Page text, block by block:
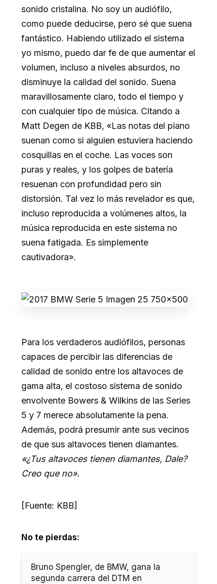
sonido cristalina. No soy un audiófilo,
como puede deducirse, pero sé que suena
fantástico. Habiendo utilizado el sistema
yo mismo, puedo dar fe de que aumentar el
volumen, incluso a niveles absurdos, no
disminuye la calidad del sonido. Suena
maravillosamente claro, todo el tiempo y
con cualquier tipo de música. Citando a
Matt Degen de KBB, «Las notas del piano
suenan como si alguien estuviera haciendo
cosquillas en el coche. Las voces son
puras y reales, y los golpes de batería
resuenan con profundidad pero sin
distorsión. Tal vez lo más revelador es que,
incluso reproducida a volúmenes altos, la
música reproducida en este sistema no
suena fatigada. Es simplemente
cautivadora».
Para los verdaderos audiófilos, personas
capaces de percibir las diferencias de
calidad de sonido entre los altavoces de
gama alta, el costoso sistema de sonido
envolvente Bowers & Wilkins de las Series
5 y 7 merece absolutamente la pena.
Además, podrá presumir ante sus vecinos
de que sus altavoces tienen diamantes.
«¿Tus altavoces tienen diamantes, Dale?
Creo que no».
[Fuente: KBB]
No te pierdas:
Bruno Spengler, de BMW, gana la
segunda carrera del DTM en